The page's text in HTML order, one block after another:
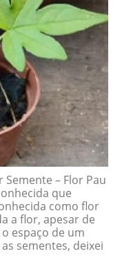
– Flor Pau
que
como flor
a flor, apesar de
espaço de um
sementes, deixei